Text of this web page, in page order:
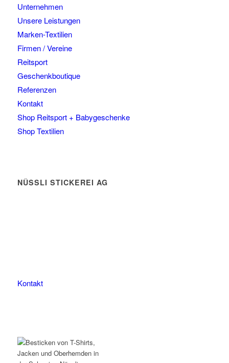
Unternehmen
Unsere Leistungen
Marken-Textilien
Firmen / Vereine
Reitsport
Geschenkboutique
Referenzen
Kontakt
Shop Reitsport + Babygeschenke
Shop Textilien
NÜSSLI STICKEREI AG
Kontakt